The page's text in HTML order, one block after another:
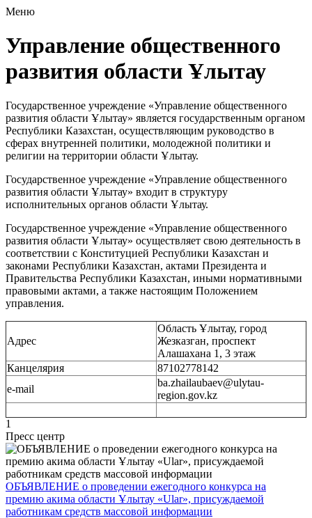
Меню
Управление общественного
развития области Ұлытау
Государственное учреждение «Управление общественного
развития области Ұлытау» является государственным органом
Республики Казахстан, осуществляющим руководство в
сферах внутренней политики, молодежной политики и
религии на территории области Ұлытау.
Государственное учреждение «Управление общественного
развития области Ұлытау» входит в структуру
исполнительных органов области Ұлытау.
Государственное учреждение «Управление общественного
развития области Ұлытау» осуществляет свою деятельность в
соответствии с Конституцией Республики Казахстан и
законами Республики Казахстан, актами Президента и
Правительства Республики Казахстан, иными нормативными
правовыми актами, а также настоящим Положением
управления.
Адрес
Область Ұлытау, город
Жезказган, проспект
Алашахана 1, 3 этаж
Канцелярия
87102778142
e-mail
ba.zhailaubaev@ulytau-
region.gov.kz
1
Пресс центр
ОБЪЯВЛЕНИЕ о проведении ежегодного конкурса на
премию акима области Ұлытау «Ular», присуждаемой
работникам средств массовой информации